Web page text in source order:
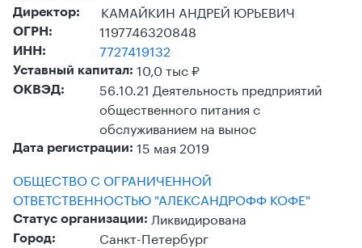
Директор:
КАМАЙКИН АНДРЕЙ ЮРЬЕВИЧ
ОГРН: 1197746320848
ИНН: 7727419132
Уставный капитал: 10,0 тыс ₽
ОКВЭД:
56.10.21 Деятельность предприятий
общественного питания с
обслуживанием на вынос
Дата регистрации: 15 мая 2019
ОБЩЕСТВО С ОГРАНИЧЕННОЙ
ОТВЕТСТВЕННОСТЬЮ "АЛЕКСАНДРОФФ КОФЕ"
Статус организации: Ликвидирована
Город: Санкт-Петербург